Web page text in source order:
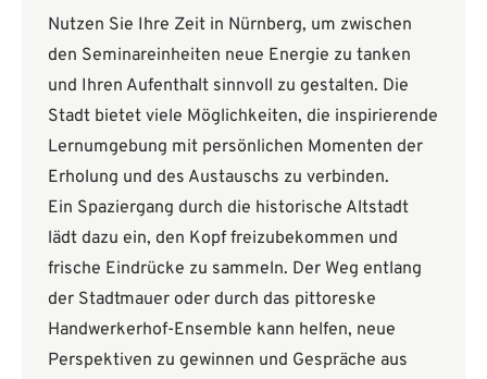
Nutzen Sie Ihre Zeit in Nürnberg, um zwischen
den Seminareinheiten neue Energie zu tanken
und Ihren Aufenthalt sinnvoll zu gestalten. Die
Stadt bietet viele Möglichkeiten, die inspirierende
Lernumgebung mit persönlichen Momenten der
Erholung und des Austauschs zu verbinden.
Ein Spaziergang durch die historische Altstadt
lädt dazu ein, den Kopf freizubekommen und
frische Eindrücke zu sammeln. Der Weg entlang
der Stadtmauer oder durch das pittoreske
Handwerkerhof-Ensemble kann helfen, neue
Perspektiven zu gewinnen und Gespräche aus